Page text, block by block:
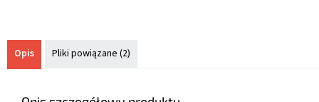
Opis Pliki powiązane (2)